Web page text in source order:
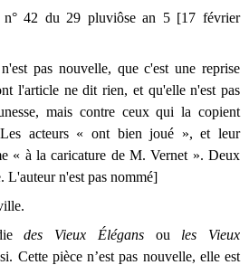
n° 42 du 29 pluviôse an 5 [17 février
pas nouvelle, que c'est une reprise
l'article ne dit rien, et qu'elle n'est pas
mais contre ceux qui la copient
acteurs « ont bien joué », et leur
« à la caricature de M. Vernet ». Deux
L'auteur n'est pas nommé]
des Vieux Élégansou les Vieux
Cette pièce n’est pas nouvelle, elle est